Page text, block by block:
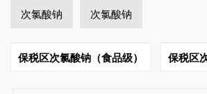
次氯酸钠 次氯酸钠
保税区次氯酸钠（食品级） 保税区